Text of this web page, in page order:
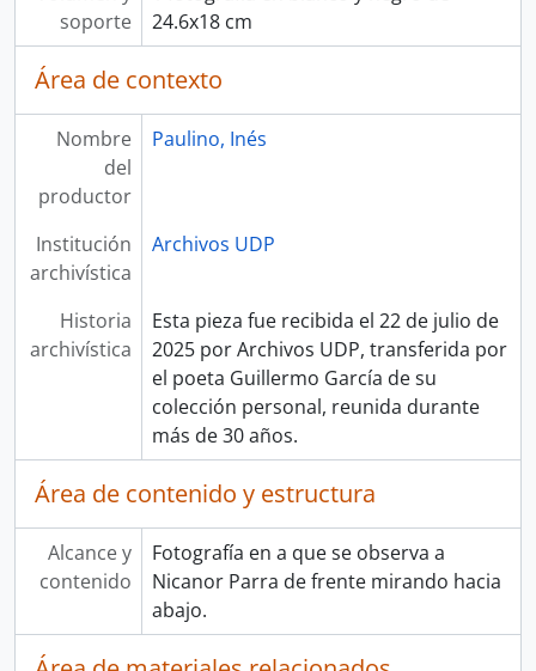
soporte
24.6x18 cm
Área de contexto
Nombre
del
productor
Paulino, Inés
Institución
archivística
Archivos UDP
Historia
archivística
Esta pieza fue recibida el 22 de julio de
2025 por Archivos UDP, transferida por
el poeta Guillermo García de su
colección personal, reunida durante
más de 30 años.
Área de contenido y estructura
Alcance y
contenido
Fotografía en a que se observa a
Nicanor Parra de frente mirando hacia
abajo.